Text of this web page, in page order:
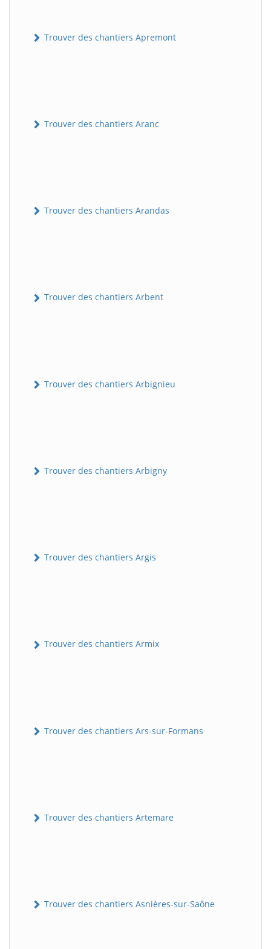
Trouver des chantiers Apremont
Trouver des chantiers Aranc
Trouver des chantiers Arandas
Trouver des chantiers Arbent
Trouver des chantiers Arbignieu
Trouver des chantiers Arbigny
Trouver des chantiers Argis
Trouver des chantiers Armix
Trouver des chantiers Ars-sur-Formans
Trouver des chantiers Artemare
Trouver des chantiers Asnières-sur-Saône